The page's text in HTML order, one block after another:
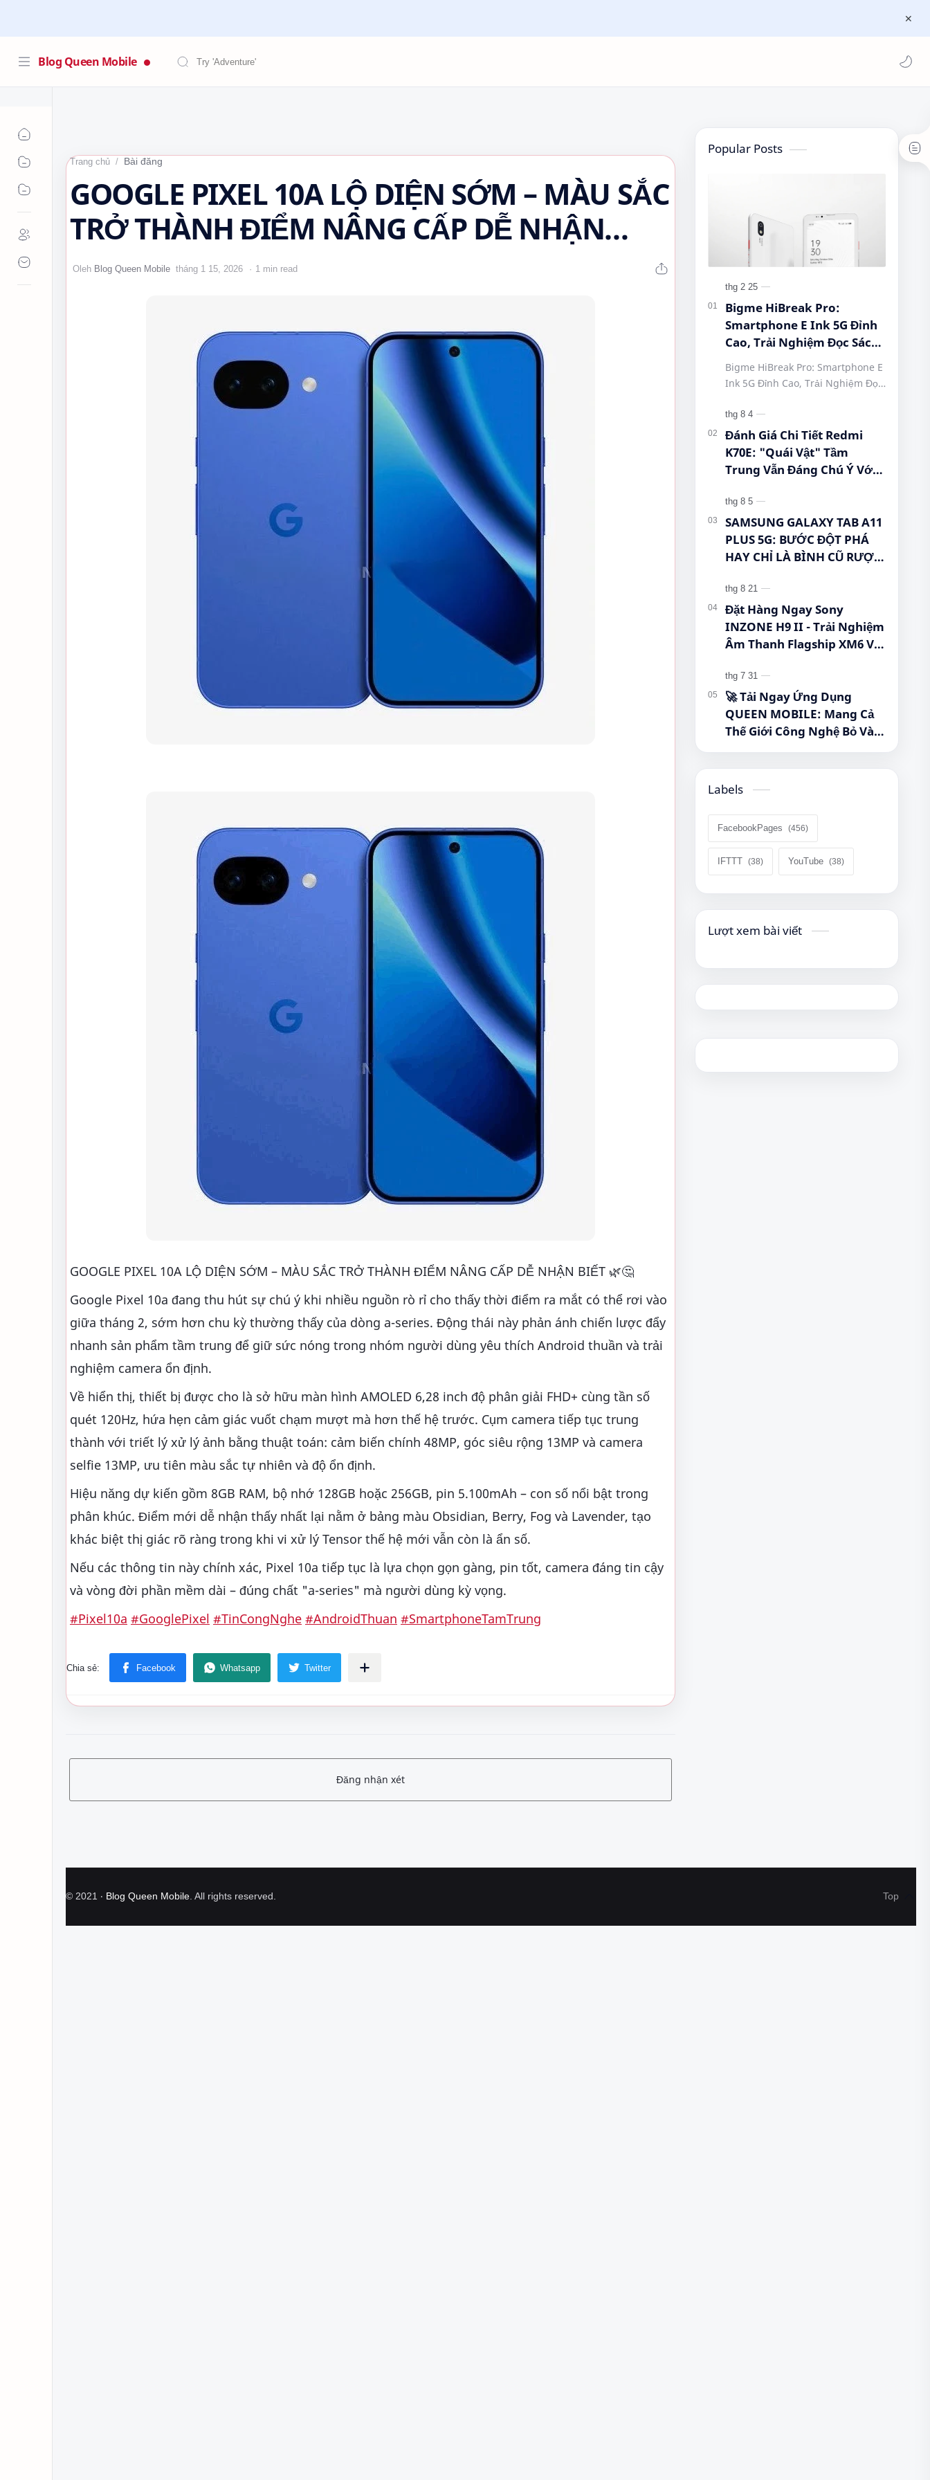
Blog Queen Mobile
Trang chủ Bài đăng
GOOGLE PIXEL 10A LỘ DIỆN SỚM – MÀU SẮC
TRỞ THÀNH ĐIỂM NÂNG CẤP DỄ NHẬN
BIẾT 🌿🤔
1 min read
GOOGLE PIXEL 10A LỘ DIỆN SỚM – MÀU SẮC TRỞ THÀNH ĐIỂM NÂNG CẤP DỄ NHẬN BIẾT 🌿🤔
Google Pixel 10a đang thu hút sự chú ý khi nhiều nguồn rò rỉ cho thấy thời điểm ra mắt có thể rơi vào
giữa tháng 2, sớm hơn chu kỳ thường thấy của dòng a-series. Động thái này phản ánh chiến lược đẩy
nhanh sản phẩm tầm trung để giữ sức nóng trong nhóm người dùng yêu thích Android thuần và trải
nghiệm camera ổn định.
Về hiển thị, thiết bị được cho là sở hữu màn hình AMOLED 6,28 inch độ phân giải FHD+ cùng tần số
quét 120Hz, hứa hẹn cảm giác vuốt chạm mượt mà hơn thế hệ trước. Cụm camera tiếp tục trung
thành với triết lý xử lý ảnh bằng thuật toán: cảm biến chính 48MP, góc siêu rộng 13MP và camera
selfie 13MP, ưu tiên màu sắc tự nhiên và độ ổn định.
Hiệu năng dự kiến gồm 8GB RAM, bộ nhớ 128GB hoặc 256GB, pin 5.100mAh – con số nổi bật trong
phân khúc. Điểm mới dễ nhận thấy nhất lại nằm ở bảng màu Obsidian, Berry, Fog và Lavender, tạo
khác biệt thị giác rõ ràng trong khi vi xử lý Tensor thế hệ mới vẫn còn là ẩn số.
Nếu các thông tin này chính xác, Pixel 10a tiếp tục là lựa chọn gọn gàng, pin tốt, camera đáng tin cậy
và vòng đời phần mềm dài – đúng chất "a-series" mà người dùng kỳ vọng.
#Pixel10a #GooglePixel #TinCongNghe #AndroidThuan #SmartphoneTamTrung
Đăng nhận xét
Popular Posts
Bigme HiBreak Pro:
Smartphone E Ink 5G Đỉnh
Cao, Trải Nghiệm Đọc Sách
Mobile! #BigmeHiBreakPro
#SmartphoneEInk
#QueenMobile
#HiBreakPro5G
#DienThoaiDocSach
#CongNgheMoi
#MuaSamThongMinh
#EInkPhone
#5GSmartphone
Bigme HiBreak Pro: Smartphone E
Ink 5G Đỉnh Cao, Trải Nghiệm Đọc
#BigmeHiBreakPro
#SmartphoneEInk #QueenMobile
#Hi…
Đánh Giá Chi Tiết Redmi
K70E: "Quái Vật" Tầm
Trung Vẫn Đáng Chú Ý Với
Hình 1.5K Và Pin 5.500 mAh
SAMSUNG GALAXY TAB A11
PLUS 5G: BƯỚC ĐỘT PHÁ
HAY CHỈ LÀ BÌNH CŨ RƯỢU
#GalaxyTabA11Plus
#Tablet5G #QueenMobile
#MayTinhBang #CongNghe
Đặt Hàng Ngay Sony
INZONE H9 II - Trải Nghiệm
Âm Thanh Flagship XM6 Với
🚀 Tải Ngay Ứng Dụng
QUEEN MOBILE: Mang Cả
Thế Giới Công Nghệ Bỏ Vào
Labels
FacebookPages
IFTTT YouTube
Lượt xem bài viết
© 2021 ‧ Blog Queen Mobile. All rights reserved.